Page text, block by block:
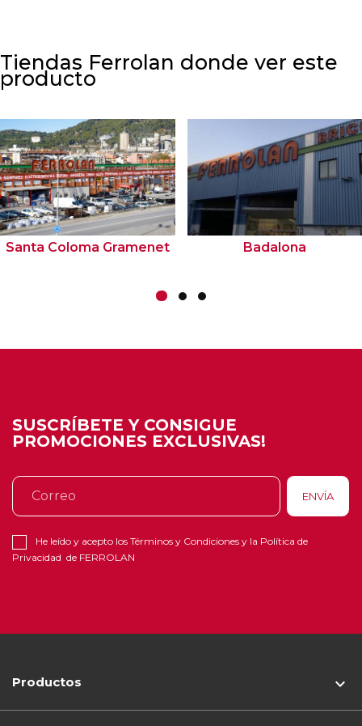
Tiendas Ferrolan donde ver este
producto
Santa Coloma Gramenet Badalona
SUSCRÍBETE Y CONSIGUE
PROMOCIONES EXCLUSIVAS!
He leído y acepto los Términos y Condiciones y la Política de
Privacidad de FERROLAN
Productos 